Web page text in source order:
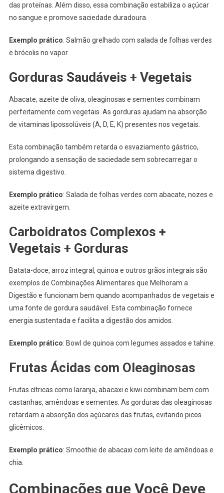
das proteínas. Além disso, essa combinação estabiliza o açúcar
no sangue e promove saciedade duradoura.
Exemplo prático: Salmão grelhado com salada de folhas verdes
e brócolis no vapor.
Gorduras Saudáveis + Vegetais
Abacate, azeite de oliva, oleaginosas e sementes combinam
perfeitamente com vegetais. As gorduras ajudam na absorção
de vitaminas lipossolúveis (A, D, E, K) presentes nos vegetais.
Esta combinação também retarda o esvaziamento gástrico,
prolongando a sensação de saciedade sem sobrecarregar o
sistema digestivo.
Exemplo prático: Salada de folhas verdes com abacate, nozes e
azeite extravirgem.
Carboidratos Complexos +
Vegetais + Gorduras
Batata-doce, arroz integral, quinoa e outros grãos integrais são
exemplos de Combinações Alimentares que Melhoram a
Digestão e funcionam bem quando acompanhados de vegetais e
uma fonte de gordura saudável. Esta combinação fornece
energia sustentada e facilita a digestão dos amidos.
Exemplo prático: Bowl de quinoa com legumes assados e tahine.
Frutas Ácidas com Oleaginosas
Frutas cítricas como laranja, abacaxi e kiwi combinam bem com
castanhas, amêndoas e sementes. As gorduras das oleaginosas
retardam a absorção dos açúcares das frutas, evitando picos
glicêmicos.
Exemplo prático: Smoothie de abacaxi com leite de amêndoas e
chia.
Combinações que Você Deve